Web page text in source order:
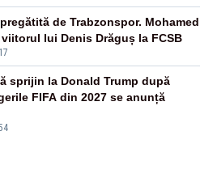
de Trabzonspor. Mohamed
lui Denis Drăguș la FCSB
sprijin la Donald Trump după
FIFA din 2027 se anunță